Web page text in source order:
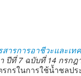
รสารการอาชีวะและ
ปีที่ 7 ฉบับที่ 14 กรก
กรในการใช้น้ำชลป